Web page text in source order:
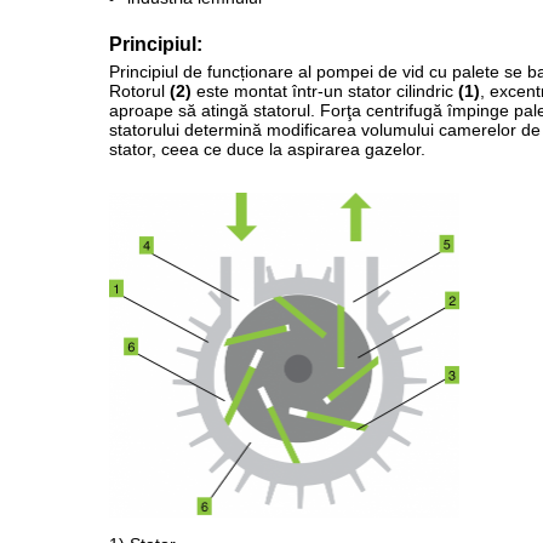
Principiul:
Principiul de funcționare al pompei de vid cu palete se
Rotorul (2) este montat într-un stator cilindric (1) ,
aproape să atingă statorul. Forţa centrifugă împinge
statorului determină modificarea volumului camerelor
stator, ceea ce duce la aspirarea gazelor.